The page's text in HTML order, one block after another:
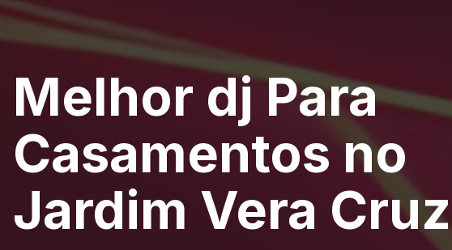
Melhor dj Para
Casamentos no
Jardim Vera Cruz